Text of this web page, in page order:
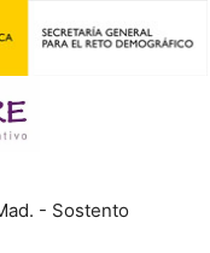
- Sostento